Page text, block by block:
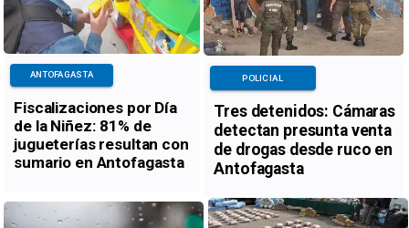
Fiscalizaciones por Día
de la Niñez: 81% de
jugueterías resultan con
sumario en Antofagasta
ANTOFAGASTA
Tres detenidos: Cámaras
detectan presunta venta
de drogas desde ruco en
Antofagasta
POLICIAL